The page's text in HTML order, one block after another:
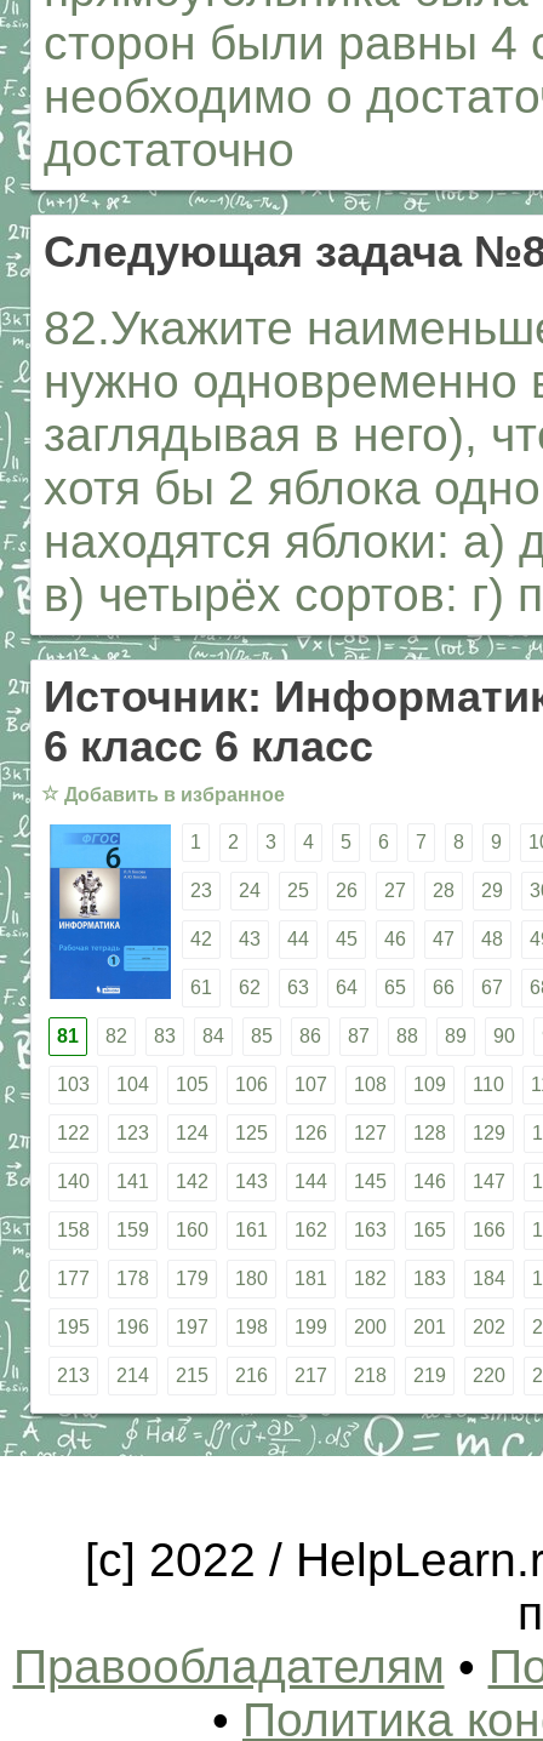
сторон были равны 4
необходимо о
достаточно
Следующая задача
82.Укажите
нужно одновременно
заглядывая в него),
хотя бы 2 яблока
находятся яблоки: а)
в) четырёх сортов: г)
Источник:
6 класс 6 класс
☆ Добавить в избранное
1 2 3 4 5 6 7 8 9
23 24 25 26 27 28 29
42 43 44 45 46 47 48
61 62 63 64 65 66 67
81 82 83 84 85 86 87 88 89 90
103 104 105 106 107 108 109 110
122 123 124 125 126 127 128 129
140 141 142 143 144 145 146 147
158 159 160 161 162 163 165 166
177 178 179 180 181 182 183 184
195 196 197 198 199 200 201 202
213 214 215 216 217 218 219 220
[c] 2022 /
Правообладателям •
• Политика